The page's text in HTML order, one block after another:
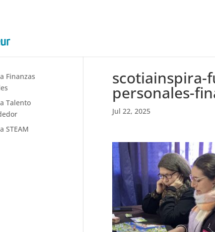
scotiainspira-
personales-
Jul 22, 2025
Finanzas
Talento
STEAM